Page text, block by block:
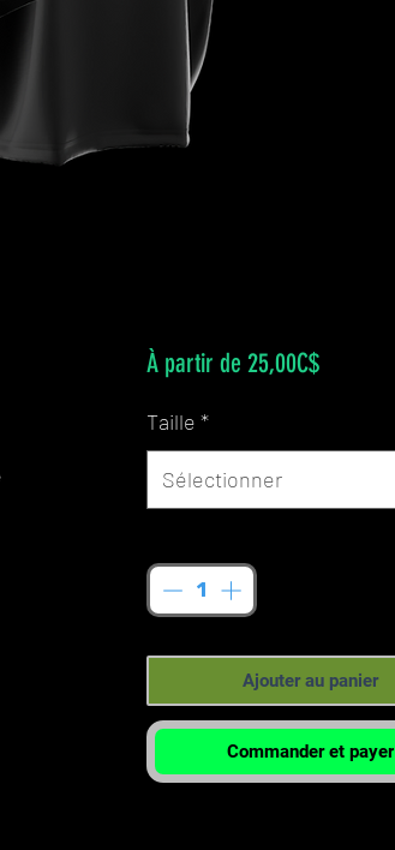
À partir de 25,00C$Prix
Taille *
Sélectionner
Ajouter au panier
Commander et payer